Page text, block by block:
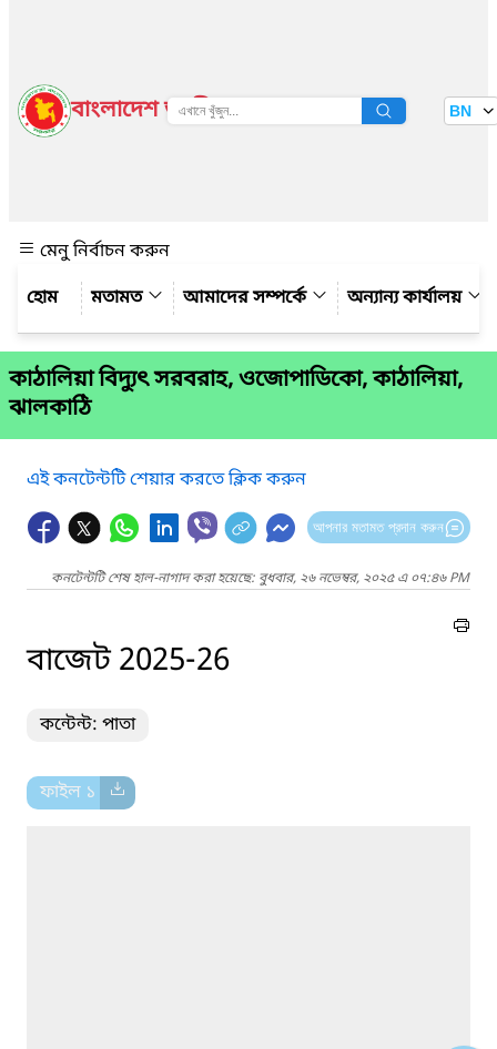
বাংলাদেশ জাতীয় তথ্য বাতায়ন BN
মেনু নির্বাচন করুন
মতামত
আমাদের সম্পর্কে অন্যান্য কার্যালয়
কাঠালিয়া বিদ্যুৎ সরবরাহ, ওজোপাডিকো, কাঠালিয়া,
ঝালকাঠি
এই কনটেন্টটি শেয়ার করতে ক্লিক করুন
আপনার মতামত প্রদান করুন
কনটেন্টটি শেষ হাল-নাগাদ করা হয়েছে: বুধবার, ২৬ নভেম্বর, ২০২৫ এ ০৭:৪৬ PM
বাজেট 2025-26
কন্টেন্ট: পাতা
ফাইল ১